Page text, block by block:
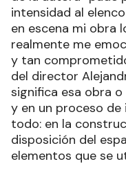
intensidad al
en escena mi obra
realmente me
y tan
del director
significa esa obra
y en un proceso
todo: en la
disposición del
elementos que se